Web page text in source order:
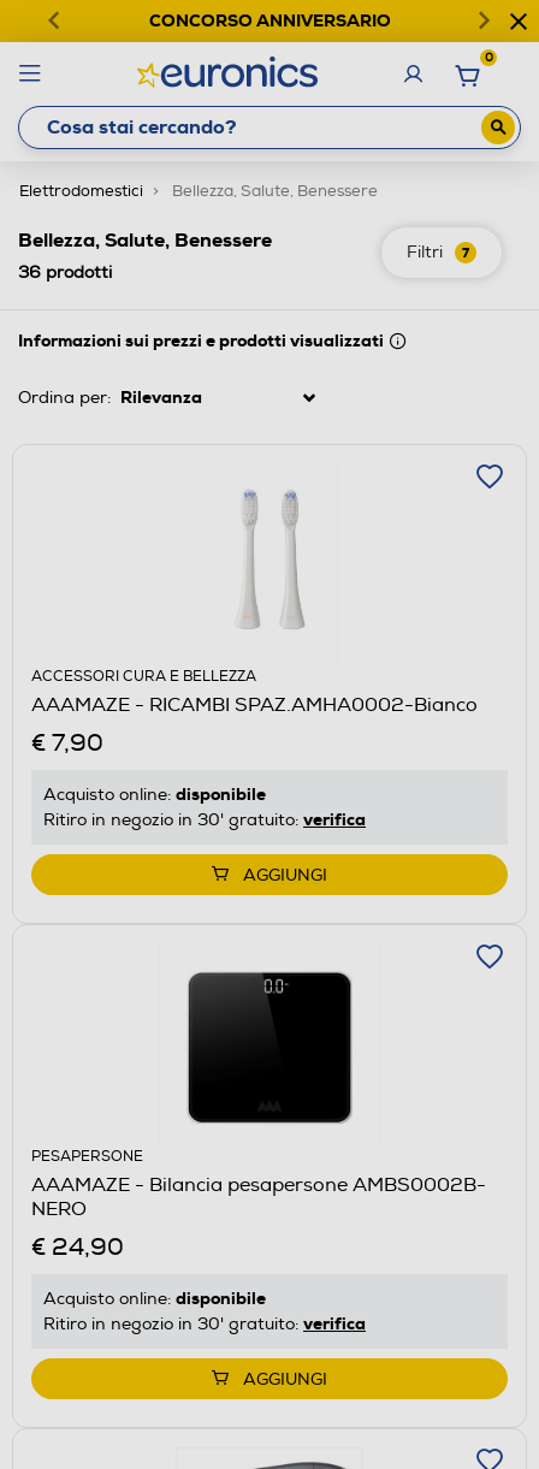
CONCORSO ANNIVERSARIO
0
Elettrodomestici Bellezza, Salute, Benessere
Filtri 7
Bellezza, Salute, Benessere
36 prodotti
Informazioni sui prezzi e prodotti visualizzati
Ordina per:
ACCESSORI CURA E BELLEZZA
AAAMAZE - RICAMBI SPAZ.AMHA0002-Bianco
€ 7,90
Acquisto online: disponibile
Ritiro in negozio in 30' gratuito: verifica
AGGIUNGI
PESAPERSONE
AAAMAZE - Bilancia pesapersone AMBS0002B-
NERO
€ 24,90
Acquisto online: disponibile
Ritiro in negozio in 30' gratuito: verifica
AGGIUNGI